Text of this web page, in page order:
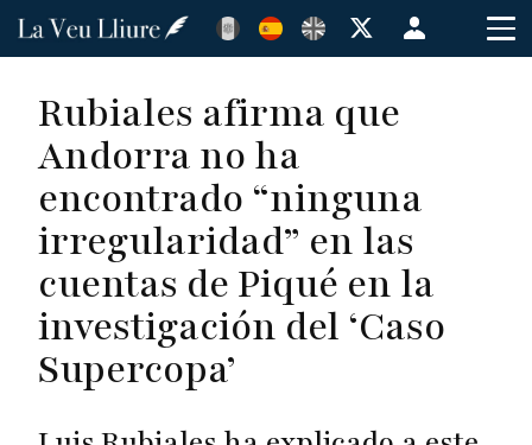
Pasar
principal
Menú
de
Rubiales afirma que
Andorra no ha
encontrado “ninguna
irregularidad” en las
cuentas de Piqué en la
investigación del ‘Caso
Supercopa’